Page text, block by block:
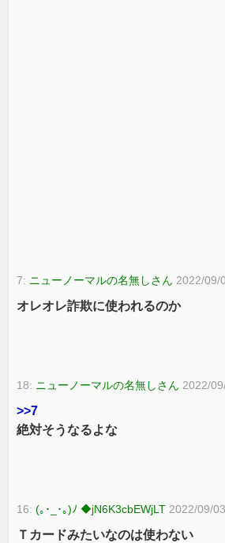
7: ニューノーマルの名無しさん 2022/09/
オレオレ詐欺に使われるのか
18: ニューノーマルの名無しさん 2022/
>>7
絶対そうなるよな
16:(｡･_･｡)ﾉ ◆jN6K3cbEWjLT 2022/09/
Ｔカードみたいなのは使わない